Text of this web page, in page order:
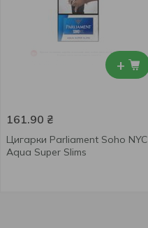
+
161.90 ₴
Цигарки Parliament Soho NYC
Aqua Super Slims